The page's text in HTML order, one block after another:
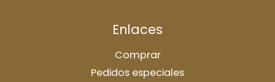
Enlaces
Comprar
Pedidos especiales